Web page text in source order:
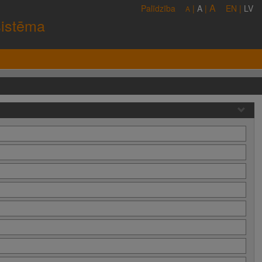
Palīdzība A | A | A EN | LV